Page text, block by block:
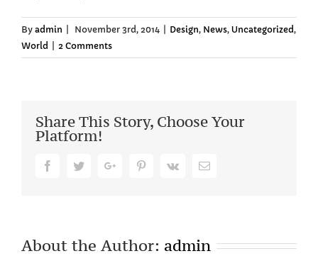
By admin November 3rd, 2014 Design, News, Uncategorized,
World
2 Comments
Share This Story, Choose Your
Platform!
FacebookTwitterGoogle+ PinterestVk Email
About the Author: admin